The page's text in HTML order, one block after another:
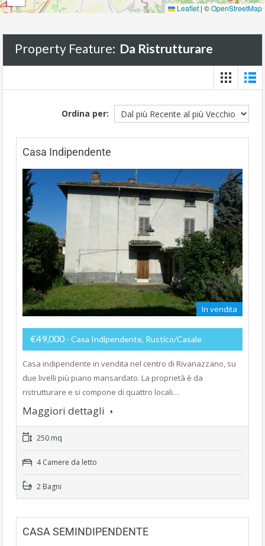
Leaflet | ©OpenStreetMap
Property Feature: Da Ristrutturare
Ordina per:
Casa Indipendente
In vendita
€49,000 - Casa Indipendente, Rustico/Casale
Casa indipendente in vendita nel centro di Rivanazzano, su
due livelli più piano mansardato. La proprietà è da
ristrutturare e si compone di quattro locali…
Maggiori dettagli
250 mq
4 Camere da letto
2 Bagni
CASA SEMINDIPENDENTE